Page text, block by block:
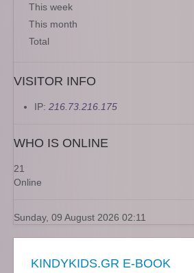
This week
This month
Total
VISITOR INFO
IP: 216.73.216.175
WHO IS ONLINE
21
Online
Sunday, 09 August 2026 02:11
KINDYKIDS.GR E-BOOK